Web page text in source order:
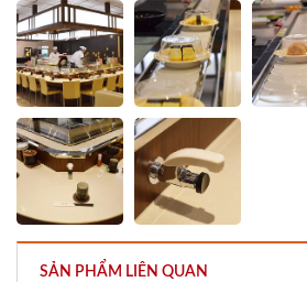
SẢN PHẨM LIÊN QUAN